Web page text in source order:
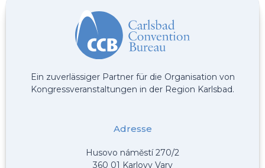
Ein zuverlässiger Partner für die Organisation von
Kongressveranstaltungen in der Region Karlsbad.
Adresse
Husovo náměstí 270/2
360 01 Karlovy Vary